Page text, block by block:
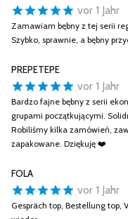
vor 1 Jahr
Zamawiam bębny z tej serii
Szybko, sprawnie, a bębny
PREPETEPE
vor 1 Jahr
Bardzo fajne bębny z serii
grupami początkującymi.
Robiliśmy kilka zamówień,
zapakowane. Dziękuję ❤️
FOLA
vor 1 Jahr
Gespräch top, Bestellung top,